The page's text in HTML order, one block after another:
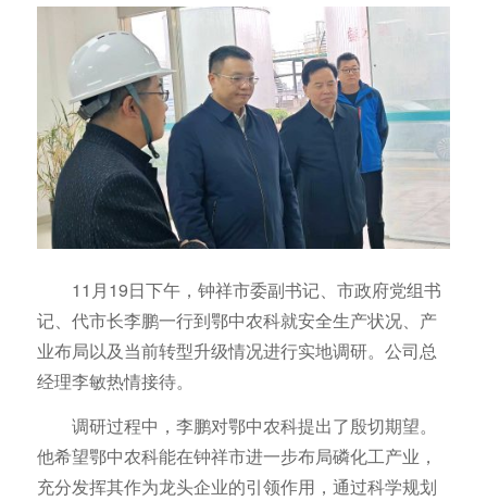
11月19日下午，钟祥市委副书记、市政府党组书
记、代市长李鹏一行到鄂中农科就安全生产状况、产
业布局以及当前转型升级情况进行实地调研。公司总
经理李敏热情接待。
调研过程中，李鹏对鄂中农科提出了殷切期望。
他希望鄂中农科能在钟祥市进一步布局磷化工产业，
充分发挥其作为龙头企业的引领作用，通过科学规划